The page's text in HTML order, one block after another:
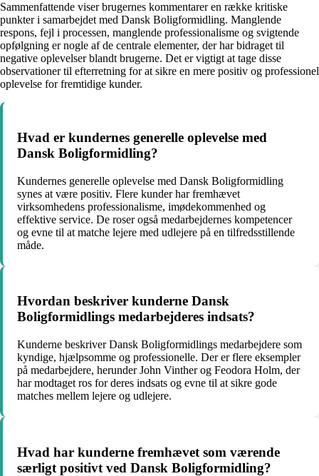
Sammenfattende viser brugernes kommentarer en række kritiske
punkter i samarbejdet med Dansk Boligformidling. Manglende
respons, fejl i processen, manglende professionalisme og svigtende
opfølgning er nogle af de centrale elementer, der har bidraget til
negative oplevelser blandt brugerne. Det er vigtigt at tage disse
observationer til efterretning for at sikre en mere positiv og professionel
oplevelse for fremtidige kunder.
Hvad er kundernes generelle oplevelse med
Dansk Boligformidling?
Kundernes generelle oplevelse med Dansk Boligformidling
synes at være positiv. Flere kunder har fremhævet
virksomhedens professionalisme, imødekommenhed og
effektive service. De roser også medarbejdernes kompetencer
og evne til at matche lejere med udlejere på en tilfredsstillende
måde.
Hvordan beskriver kunderne Dansk
Boligformidlings medarbejderes indsats?
Kunderne beskriver Dansk Boligformidlings medarbejdere som
kyndige, hjælpsomme og professionelle. Der er flere eksempler
på medarbejdere, herunder John Vinther og Feodora Holm, der
har modtaget ros for deres indsats og evne til at sikre gode
matches mellem lejere og udlejere.
Hvad har kunderne fremhævet som værende
særligt positivt ved Dansk Boligformidling?